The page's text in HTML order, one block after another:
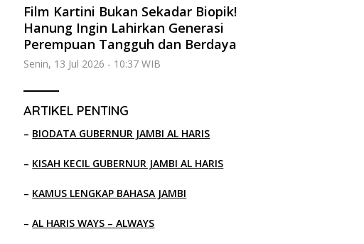
Film Kartini Bukan Sekadar Biopik!
Hanung Ingin Lahirkan Generasi
Perempuan Tangguh dan Berdaya
Senin, 13 Jul 2026 - 10:37 WIB
ARTIKEL PENTING
– BIODATA GUBERNUR JAMBI AL HARIS
– KISAH KECIL GUBERNUR JAMBI AL HARIS
– KAMUS LENGKAP BAHASA JAMBI
–AL HARIS WAYS – ALWAYS